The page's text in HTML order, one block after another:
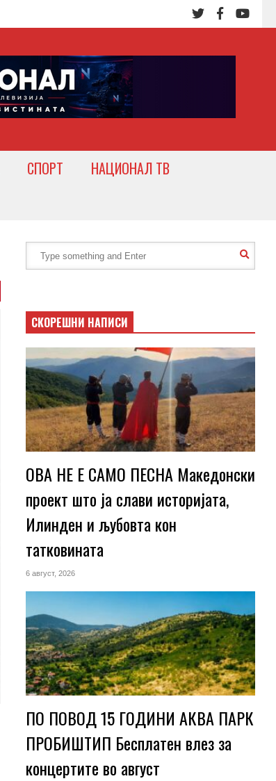
СПОРТ
НАЦИОНАЛ ТВ
СКОРЕШНИ НАПИСИ
ОВА НЕ Е САМО ПЕСНА Македонски
проект што ја слави историјата,
Илинден и љубовта кон
татковината
6 август, 2026
ПО ПОВОД 15 ГОДИНИ АКВА ПАРК
ПРОБИШТИП Бесплатен влез за
концертите во август